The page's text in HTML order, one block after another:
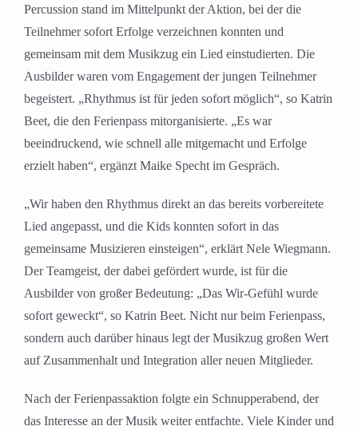
Percussion stand im Mittelpunkt der Aktion, bei der die
Teilnehmer sofort Erfolge verzeichnen konnten und
gemeinsam mit dem Musikzug ein Lied einstudierten. Die
Ausbilder waren vom Engagement der jungen Teilnehmer
begeistert. „Rhythmus ist für jeden sofort möglich“, so Katrin
Beet, die den Ferienpass mitorganisierte. „Es war
beeindruckend, wie schnell alle mitgemacht und Erfolge
erzielt haben“, ergänzt Maike Specht im Gespräch.
„Wir haben den Rhythmus direkt an das bereits vorbereitete
Lied angepasst, und die Kids konnten sofort in das
gemeinsame Musizieren einsteigen“, erklärt Nele Wiegmann.
Der Teamgeist, der dabei gefördert wurde, ist für die
Ausbilder von großer Bedeutung: „Das Wir-Gefühl wurde
sofort geweckt“, so Katrin Beet. Nicht nur beim Ferienpass,
sondern auch darüber hinaus legt der Musikzug großen Wert
auf Zusammenhalt und Integration aller neuen Mitglieder.
Nach der Ferienpassaktion folgte ein Schnupperabend, der
das Interesse an der Musik weiter entfachte. Viele Kinder und